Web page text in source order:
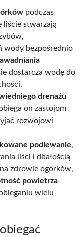
podczas
liście stwarzają
wody bezpośrednio
dostarcza wodę do
drenażu
on zastojom
rozwojowi
podlewanie,
liści i dbałością
zdrowie ogórków,
powietrza
wielu